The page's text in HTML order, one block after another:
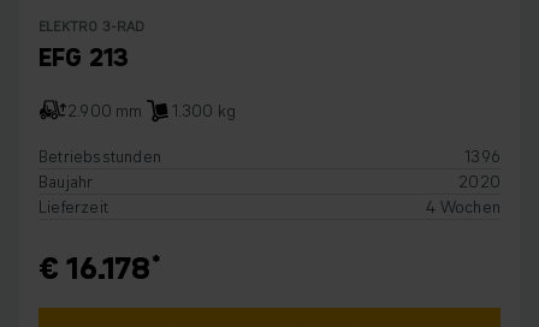
ELEKTRO 3-RAD
EFG 213
2.900 mm
1.300 kg
Betriebsstunden
1396
Baujahr
2020
Lieferzeit
4 Wochen
€ 16.178